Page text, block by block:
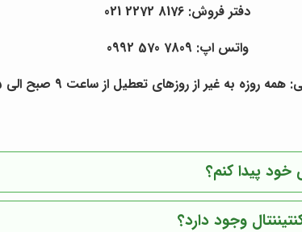
دفتر فروش: 8176 2272 021
واتس اپ: 7809 570 0992
به غیر از روزهای تعطیل از ساعت 9 صبح الی 5 بعدازظهر
خود پیدا کنم؟
وجود دارد؟